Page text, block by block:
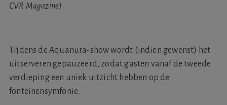
CVR Magazine)
Tijdens de Aquanura-show wordt (indien gewenst) het
uitserveren gepauzeerd, zodat gasten vanaf de tweede
verdieping een uniek uitzicht hebben op de
fonteinensymfonie.